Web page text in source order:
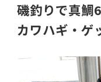
磯釣りで真鯛
カワハギ・ゲ